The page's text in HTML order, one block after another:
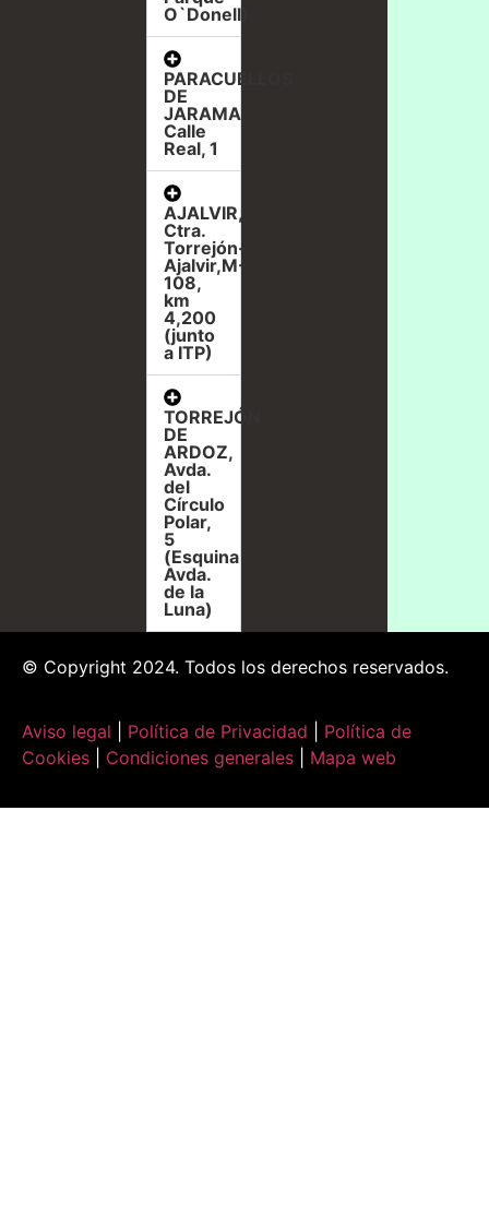
O`Donell)
PARACUELLOS
DE
JARAMA,
Calle
Real, 1
AJALVIR,
Ctra.
Torrejón-
Ajalvir,M-
108,
km
4,200
(junto
a ITP)
TORREJÓN
DE
ARDOZ,
Avda.
del
Círculo
Polar,
5
(Esquina
Avda.
de la
Luna)
© Copyright 2024. Todos los derechos reservados.
Aviso legal Política de Privacidad
Política de
Cookies
Condiciones generales Mapa web